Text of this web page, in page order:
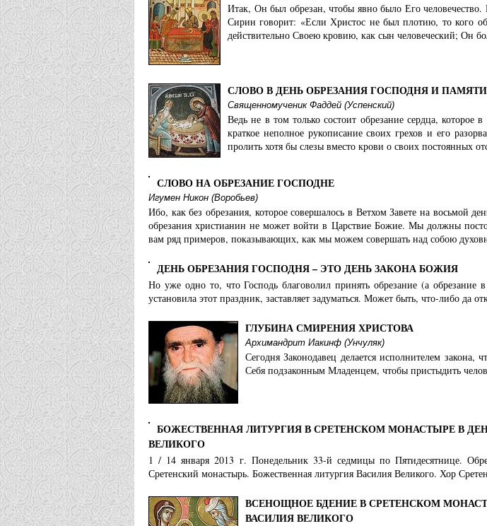
Итак, Он был обрезан, чтобы явно было Его
Сирин говорит: «Если Христос не был плотию, то кого
действительно Своею кровию, как сын человеческий; Он
СЛОВО В ДЕНЬ ОБРЕЗАНИЯ ГОСПОДНЯ И
Священномученик Фаддей (Успенский)
Ведь не в том только состоит обрезание сердца, которое
краткое неполное рукописание своих грехов и его
пролить хотя бы слезы вместо крови о своих постоянных
СЛОВО НА ОБРЕЗАНИЕ ГОСПОДНЕ
Игумен Никон (Воробьев)
Ибо, как без обрезания, которое совершалось в Ветхом Завете на восьмой
обрезания христианин не может войти в Царствие Божие. Мы должны
вам ряд примеров, показывающих, как мы можем совершать над собою
ДЕНЬ ОБРЕЗАНИЯ ГОСПОДНЯ – ЭТО ДЕНЬ ЗАКОНА БОЖИЯ
Но уже одно то, что Господь благоволил принять обрезание (а
установила этот праздник, заставляет задуматься. Может быть, что-либо да
ГЛУБИНА СМИРЕНИЯ ХРИСТОВА
Архимандрит Иакинф (Унчуляк)
Сегодня Законодавец делается исполнителем
Себя подзаконным Младенцем, чтобы пристыдить
БОЖЕСТВЕННАЯ ЛИТУРГИЯ В СРЕТЕНСКОМ МОНАСТЫРЕ В
ВЕЛИКОГО
1 / 14 января 2013 г. Понедельник 33-й седмицы по Пятидесятнице.
Сретенский монастырь. Божественная литургия Василия Великого. Хор
ВСЕНОЩНОЕ БДЕНИЕ В СРЕТЕНСКОМ
ВАСИЛИЯ ВЕЛИКОГО